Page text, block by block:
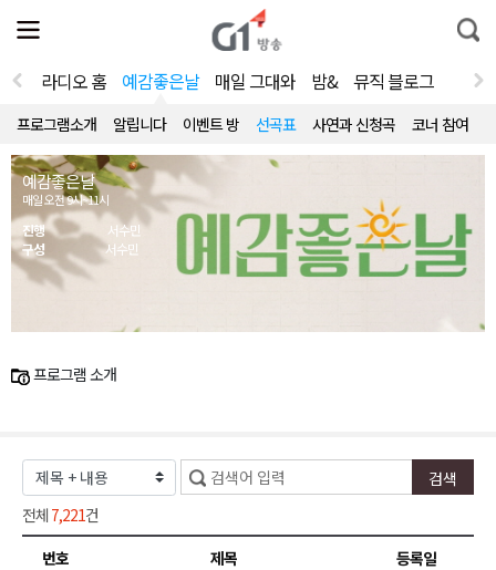
전
체
뉴
열
통
합
라디오 홈 예감좋은날 매일 그대와 밤& 뮤직 블로그
프로그램소개 알립니다 이벤트 방 선곡표 사연과 신청곡 코너 참여
예감좋은날
매일 오전 9시~11시
진행
서수민
구성
서수민
프로그램 소개
전체 7,221건
번호
제목
등록일